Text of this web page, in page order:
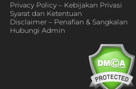
Privacy Policy – Kebijakan Privasi
Syarat dan Ketentuan
Disclaimer – Penafian & Sangkalan
Hubungi Admin